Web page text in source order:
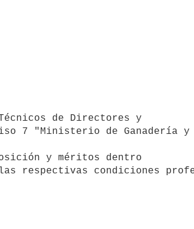
7 "Ministerio de
respectivas condiciones